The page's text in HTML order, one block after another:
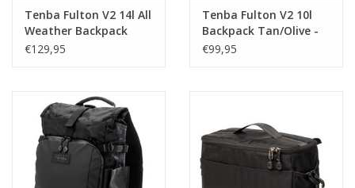
Tenba Fulton V2 14l All
Weather Backpack
Camo - 637-735
€129,95
Tenba Fulton V2 10l
Backpack Tan/Olive -
637-731
€99,95